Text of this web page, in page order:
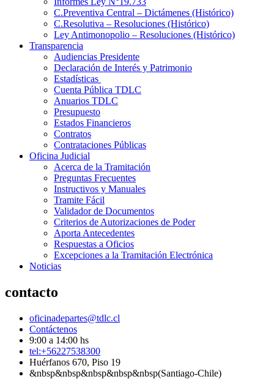
C.Preventiva Central – Dictámenes (Histórico)
C.Resolutiva – Resoluciones (Histórico)
Ley Antimonopolio – Resoluciones (Histórico)
Transparencia
Audiencias Presidente
Declaración de Interés y Patrimonio
Estadísticas
Cuenta Pública TDLC
Anuarios TDLC
Presupuesto
Estados Financieros
Contratos
Contrataciones Públicas
Oficina Judicial
Acerca de la Tramitación
Preguntas Frecuentes
Instructivos y Manuales
Tramite Fácil
Validador de Documentos
Criterios de Autorizaciones de Poder
Aporta Antecedentes
Respuestas a Oficios
Excepciones a la Tramitación Electrónica
Noticias
contacto
oficinadepartes@tdlc.cl
Contáctenos
9:00 a 14:00 hs
tel:+56227538300
Huérfanos 670, Piso 19
&nbsp&nbsp&nbsp&nbsp&nbsp(Santiago-Chile)